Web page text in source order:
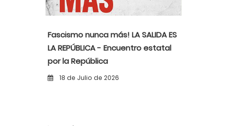
Fascismo nunca más! LA SALIDA ES
LA REPÚBLICA - Encuentro estatal
por la República
18 de Julio de 2026